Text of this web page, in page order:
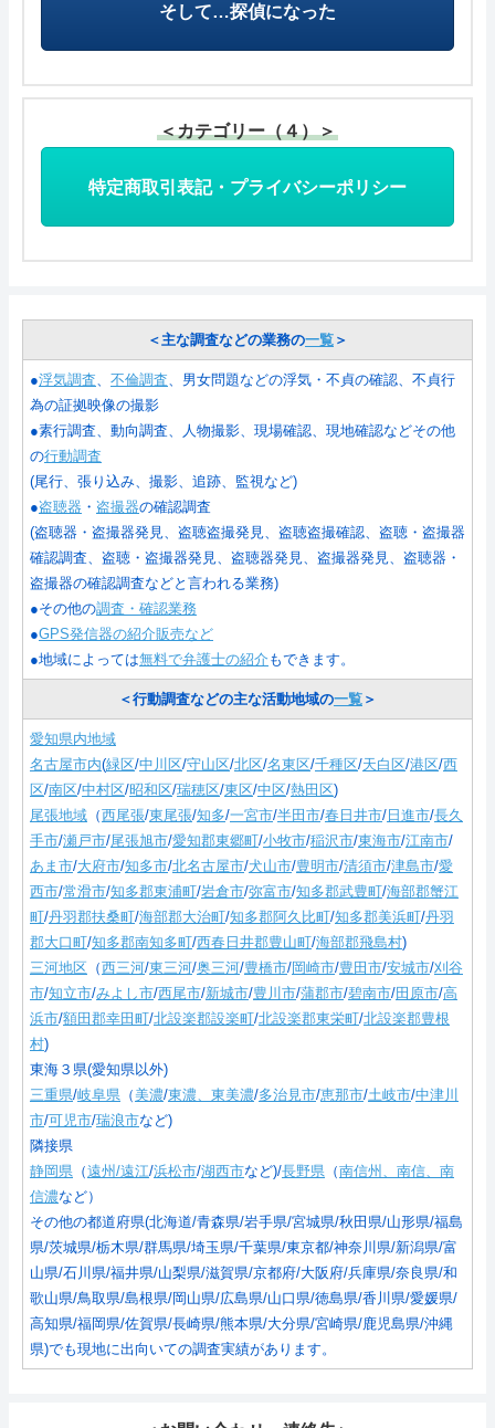
そして…探偵になった
＜カテゴリー（４）＞
特定商取引表記・プライバシーポリシー
＜主な調査などの業務の一覧 ＞
●浮気調査 不倫調査 、男女問題などの浮気・不貞の確認、不貞行
為の証拠映像の撮影
●素行調査、動向調査、人物撮影、現場確認、現地確認などその他
の行動調査
(尾行、張り込み、撮影、追跡、監視など)
●盗聴器 ・ 盗撮器の確認調査
(盗聴器・盗撮器発見、盗聴盗撮発見、盗聴盗撮確認、盗聴・盗撮器
確認調査、盗聴・盗撮器発見、盗聴器発見、盗撮器発見、盗聴器・
盗撮器の確認調査などと言われる業務)
●その他の調査・確認業務
●GPS発信器の紹介販売など
●地域によっては無料で弁護士の紹介もできます。
＜行動調査などの主な活動地域の一覧 ＞
愛知県内地域
名古屋市内(緑区/中川区/守山区/北区/名東区/千種区/天白区/港区/西
区/南区/中村区/昭和区/瑞穂区/東区/中区/熱田区)
尾張地域 （西尾張/東尾張/知多/一宮市/半田市/春日井市/ 日進市/長久
手市/瀬戸市/尾張旭市/愛知郡東郷町/小牧市/稲沢市/東海市/江南市/
あま市/大府市/知多市/北名古屋市/犬山市/豊明市/清須市/津島市/愛
西市/常滑市/知多郡東浦町/岩倉市/弥富市/知多郡武豊町/海部郡蟹江
町/丹羽郡扶桑町/海部郡大治町/知多郡阿久比町/知多郡美浜町/丹羽
郡大口町/知多郡南知多町/西春日井郡豊山町/海部郡飛島村)
三河地区 （西三河/東三河/奥三河/豊橋市/岡崎市/豊田市/安城市/刈谷
市/知立市/みよし市/西尾市/新城市/豊川市/蒲郡市/碧南市/田原市/高
浜市/額田郡幸田町/北設楽郡設楽町/北設楽郡東栄町/北設楽郡豊根
村)
東海３県(愛知県以外)
三重県/岐阜県 （美濃/東濃、東美濃/多治見市/恵那市/土岐市/中津川
市/可児市/瑞浪市など)
隣接県
静岡県 （遠州/遠江/浜松市/湖西市など)/長野県 （南信州、南信、南
信濃など）
その他の都道府県(北海道/青森県/岩手県/宮城県/秋田県/山形県/福島
県/茨城県/栃木県/群馬県/埼玉県/千葉県/東京都/神奈川県/新潟県/富
山県/石川県/福井県/山梨県/滋賀県/京都府/大阪府/兵庫県/奈良県/和
歌山県/鳥取県/島根県/岡山県/広島県/山口県/徳島県/香川県/愛媛県/
高知県/福岡県/佐賀県/長崎県/熊本県/大分県/宮崎県/鹿児島県/沖縄
県)でも現地に出向いての調査実績があります。